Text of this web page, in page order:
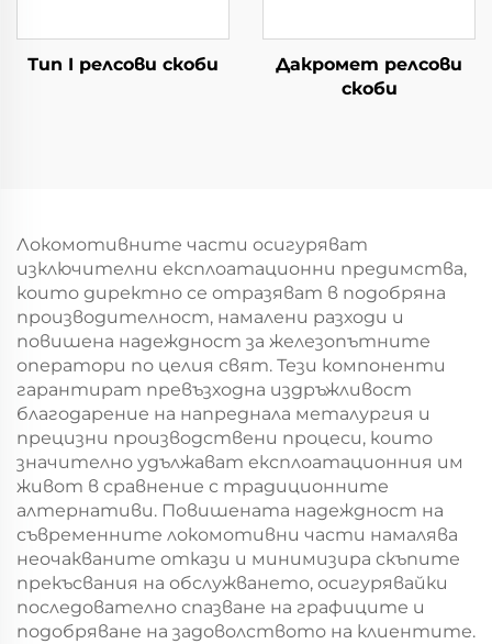
Тип I релсови скоби
Дакромет релсови
скоби
Локомотивните части осигуряват
изключителни експлоатационни предимства,
които директно се отразяват в подобряна
производителност, намалени разходи и
повишена надеждност за железопътните
оператори по целия свят. Тези компоненти
гарантират превъзходна издръжливост
благодарение на напреднала металургия и
прецизни производствени процеси, които
значително удължават експлоатационния им
живот в сравнение с традиционните
алтернативи. Повишената надеждност на
съвременните локомотивни части намалява
неочакваните откази и минимизира скъпите
прекъсвания на обслужването, осигурявайки
последователно спазване на графиците и
подобряване на задоволството на клиентите.